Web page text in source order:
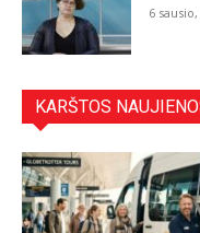
6 sausio,
KARŠTOS